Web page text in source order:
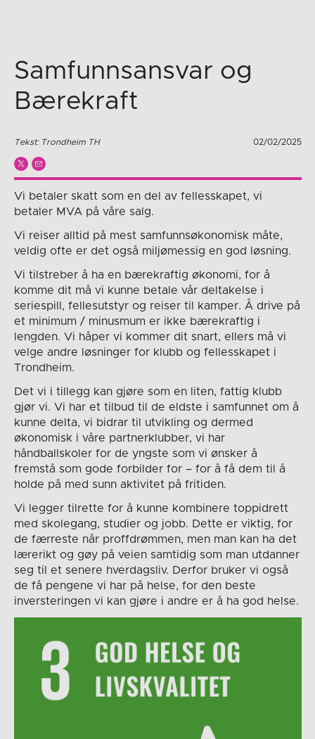
Samfunnsansvar og
Bærekraft
Tekst: Trondheim TH 02/02/2025
Vi betaler skatt som en del av fellesskapet, vi
betaler MVA på våre salg.
Vi reiser alltid på mest samfunnsøkonomisk måte,
veldig ofte er det også miljømessig en god løsning.
Vi tilstreber å ha en bærekraftig økonomi, for å
komme dit må vi kunne betale vår deltakelse i
seriespill, fellesutstyr og reiser til kamper. Å drive på
et minimum / minusmum er ikke bærekraftig i
lengden. Vi håper vi kommer dit snart, ellers må vi
velge andre løsninger for klubb og fellesskapet i
Trondheim.
Det vi i tillegg kan gjøre som en liten, fattig klubb
gjør vi. Vi har et tilbud til de eldste i samfunnet om å
kunne delta, vi bidrar til utvikling og dermed
økonomisk i våre partnerklubber, vi har
håndballskoler for de yngste som vi ønsker å
fremstå som gode forbilder for – for å få dem til å
holde på med sunn aktivitet på fritiden.
Vi legger tilrette for å kunne kombinere toppidrett
med skolegang, studier og jobb. Dette er viktig, for
de færreste når proffdrømmen, men man kan ha det
lærerikt og gøy på veien samtidig som man utdanner
seg til et senere hverdagsliv. Derfor bruker vi også
de få pengene vi har på helse, for den beste
inversteringen vi kan gjøre i andre er å ha god helse.